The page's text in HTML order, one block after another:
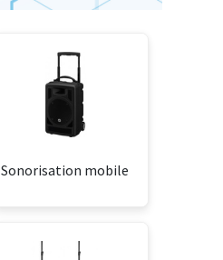
Sonorisation mobile